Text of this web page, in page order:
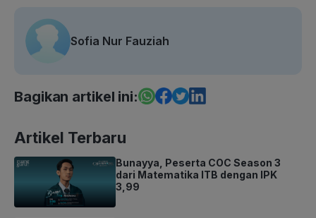
Sofia Nur Fauziah
Bagikan artikel ini:
Artikel Terbaru
Bunayya, Peserta COC Season 3
dari Matematika ITB dengan IPK
3,99